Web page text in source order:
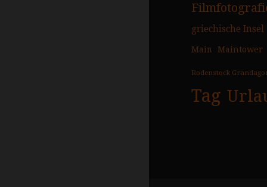
griechische Insel
Main Maintower
Rodenstock
Tag